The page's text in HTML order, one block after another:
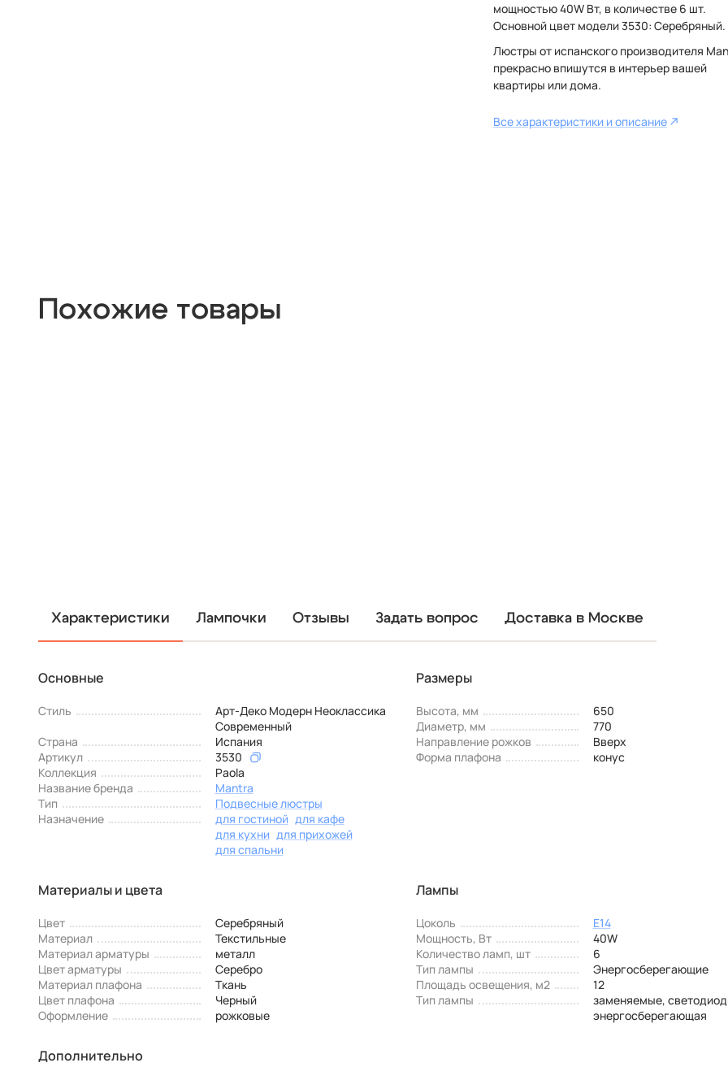
мощностью 40W Вт, в количестве 6 шт.
Основной цвет модели 3530: Серебряный.
Люстры от испанского производителя
прекрасно впишутся в интерьер вашей
квартиры или дома.
Все характеристики и описание
Похожие товары
Характеристики Лампочки Отзывы Задать вопрос Доставка в Москве
Основные
Стиль
Арт-Деко Модерн Неоклассика
Современный
Страна
Испания
Артикул
3530
Коллекция
Paola
Название бренда
Mantra
Тип
Подвесные люстры
Назначение
для гостиной для кафе
для кухни для прихожей
для спальни
Размеры
Высота, мм
650
Диаметр, мм
770
Направление рожков
Вверх
Форма плафона
конус
Материалы и цвета
Цвет
Серебряный
Материал
Текстильные
Материал арматуры
металл
Цвет арматуры
Серебро
Материал плафона
Ткань
Цвет плафона
Черный
Оформление
рожковые
Лампы
Цоколь
E14
Мощность, Вт
40W
Количество ламп, шт
6
Тип лампы
Энергосберегающие
Площадь освещения, м2
12
Тип лампы
заменяемые,
энергосберегающая
Дополнительно